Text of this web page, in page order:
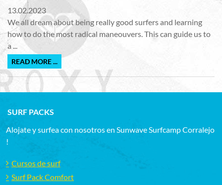
13.02.2023
We all dream about being really good surfers and learning
how to do the most radical maneouvers. This can guide us to
a ...
READ MORE ...
SURF PACKS
Alojate y surfea con nosotros en Sunwave Surfcamp Corralejo
!
Cursos de surf
Surf Pack Comfort